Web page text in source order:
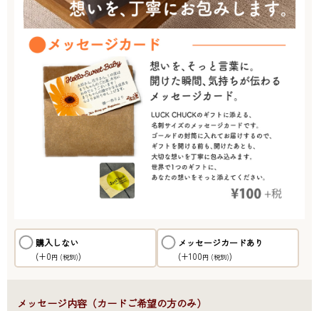
購入しない
(+0円 (税別))
メッセージカードあり
(+100円 (税別))
●メッセージ内容（カードご希望の方のみ）